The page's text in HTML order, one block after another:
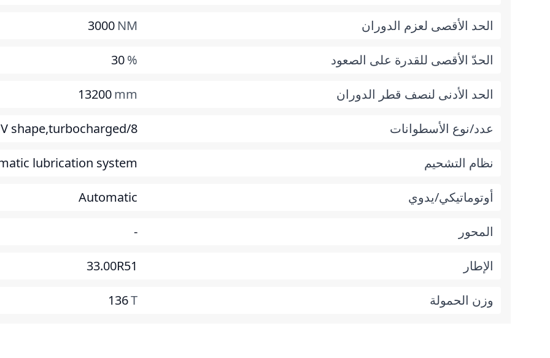
الحد الأقصى لعزم الدوران 3000 NM
الحدّ الأقصى للقدرة على الصعود 30%
الحد الأدنى لنصف قطر الدوران 13200mm
عدد/نوع الأسطوانات 8/V shape,turbocharged
نظام التشحيم lubrication system
أوتوماتيكي/يدوي Automatic
المحور -
الإطار 33.00R51
وزن الحمولة 136T